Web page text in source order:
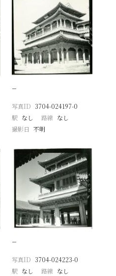
−
写真ID 3704-024197-0
駅 なし 路線 なし
撮影日 不明
−
写真ID 3704-024223-0
駅 なし 路線 なし